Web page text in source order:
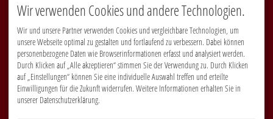
Die Preisträger 2020 stehen fest!
Wir verwenden Cookies und andere Technologien.
Wir und unsere Partner verwenden Cookies und vergleichbare Technologien, um
unsere Webseite optimal zu gestalten und fortlaufend zu verbessern. Dabei können
personenbezogene Daten wie Browserinformationen erfasst und analysiert werden.
Durch Klicken auf „Alle akzeptieren“ stimmen Sie der Verwendung zu. Durch Klicken
auf „Einstellungen“ können Sie eine individuelle Auswahl treffen und erteilte
Einwilligungen für die Zukunft widerrufen. Weitere Informationen erhalten Sie in
unserer Datenschutzerklärung.